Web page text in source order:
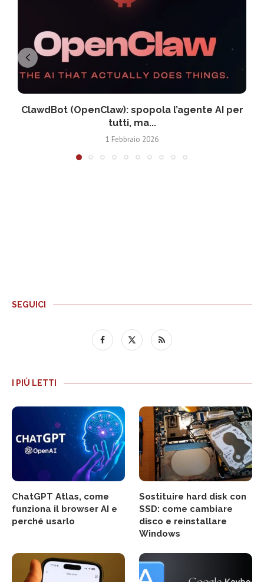
ClawdBot (OpenClaw): spopola l’agente AI per
tutti, ma...
1 Febbraio 2026